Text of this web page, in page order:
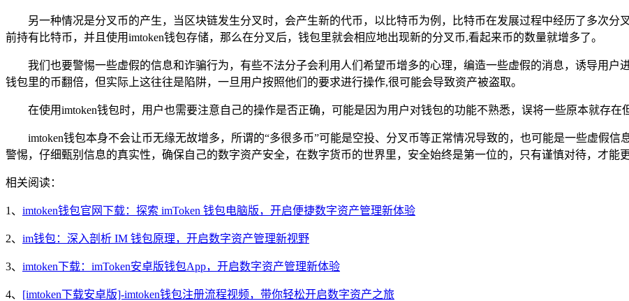
另一种情况是分叉币的产生，当区块链发生分叉时，会产生新的代币，以比特币为例，比特币在发展过程中经历了多次分
前持有比特币，并且使用imtoken钱包存储，那么在分叉后，钱包里就会相应地出现新的分叉币,看起来币的数量就增多了。
我们也要警惕一些虚假的信息和诈骗行为，有些不法分子会利用人们希望币增多的心理，编造一些虚假的消息，诱导用户
钱包里的币翻倍，但实际上这往往是陷阱，一旦用户按照他们的要求进行操作,很可能会导致资产被盗取。
在使用imtoken钱包时，用户也需要注意自己的操作是否正确，可能是因为用户对钱包的功能不熟悉，误将一些原本就存在
imtoken钱包本身不会让币无缘无故增多，所谓的“多很多币”可能是空投、分叉币等正常情况导致的，也可能是一些虚假
警惕，仔细甄别信息的真实性，确保自己的数字资产安全，在数字货币的世界里，安全始终是第一位的，只有谨慎对待，才能
相关阅读：
1、 imtoken钱包官网下载：探索 imToken 钱包电脑版，开启便捷数字资产管理新体验
2、 im钱包：深入剖析 IM 钱包原理，开启数字资产管理新视野
3、 imtoken下载：imToken安卓版钱包App，开启数字资产管理新体验
4、 [imtoken下载安卓版]-imtoken钱包注册流程视频，带你轻松开启数字资产之旅